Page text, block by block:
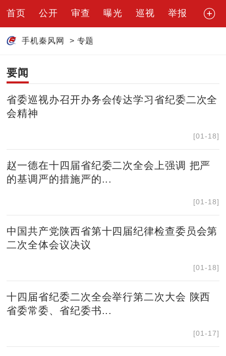
首页 公开 审查 曝光 巡视 举报
手机秦风网 > 专题
要闻
省委巡视办召开办务会传达学习省纪委二次全
会精神
[01-18]
赵一德在十四届省纪委二次全会上强调 把严
的基调严的措施严的...
[01-18]
中国共产党陕西省第十四届纪律检查委员会第
二次全体会议决议
[01-18]
十四届省纪委二次全会举行第二次大会 陕西
省委常委、省纪委书...
[01-17]